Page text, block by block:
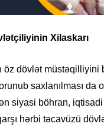
Xilaskarı
öz dövlət müstəqilliyini
saxlanılması da
siyasi böhran,
hərbi təcavüzü